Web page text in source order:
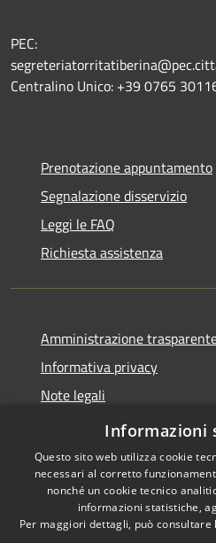
PEC:
Centralino Unico: +39 0765
Prenotazione appuntamento
Segnalazione disservizio
Leggi le FAQ
Richiesta assistenza
Amministrazione
Informativa privacy
Note legali
Dichiarazione di accessibilità
Accessibilità
Informazioni
Questo sito web utilizza cookie
necessari al corretto
nonché un cookie tecnico
informazioni statistiche,
Per maggiori dettagli, può consultare